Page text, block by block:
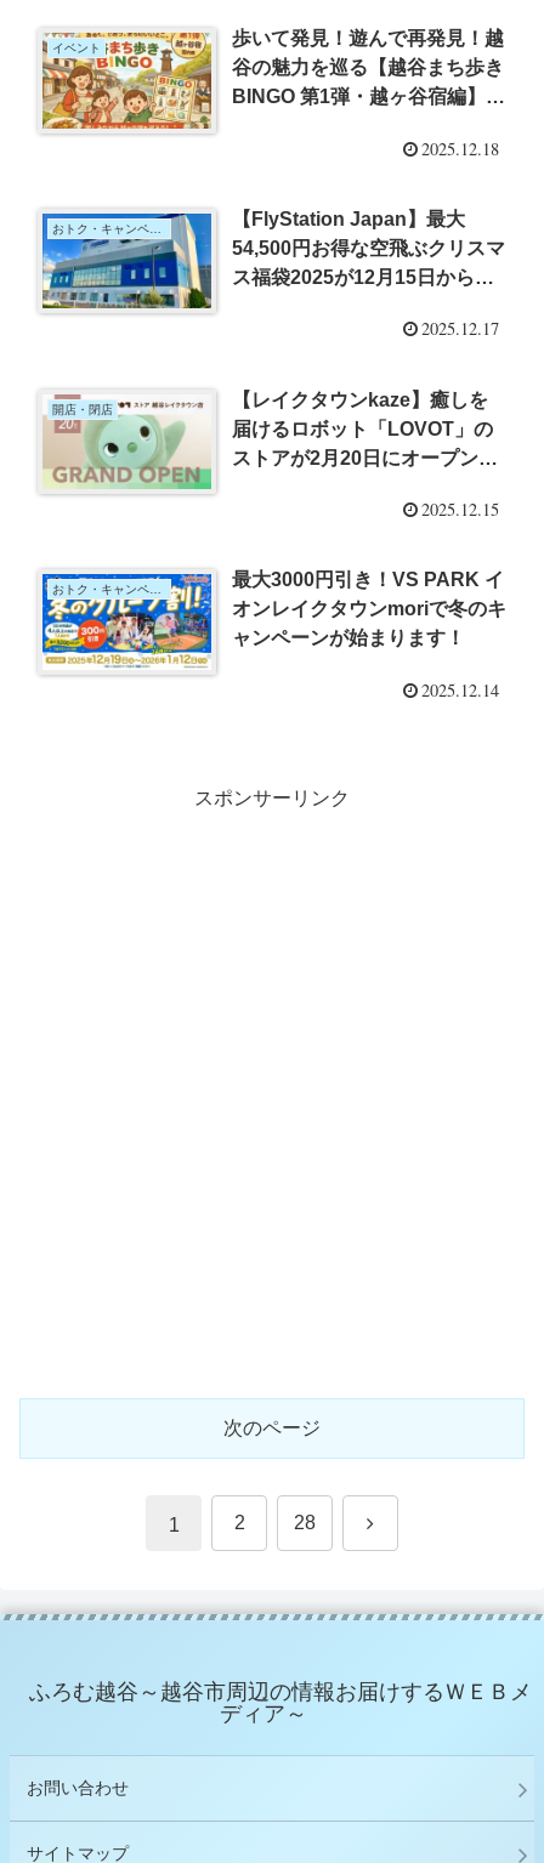
イベント
歩いて発見！遊んで再発見！越
谷の魅力を巡る【越谷まち歩き
BINGO 第1弾・越ヶ谷宿編】が
2025.12.18
おトク・キャンペーン
【FlyStation Japan】最大
54,500円お得な空飛ぶクリスマ
ス福袋2025が12月15日から限
2025.12.17
開店・閉店
【レイクタウンkaze】癒しを
届けるロボット「LOVOT」の
ストアが2月20日にオープン予
2025.12.15
おトク・キャンペーン
最大3000円引き！VS PARK イ
オンレイクタウンmoriで冬のキ
ャンペーンが始まります！
2025.12.14
スポンサーリンク
次のページ
1 2 28 次
ふろむ越谷～越谷市周辺の情報お届けするＷＥＢメ
ディア～
お問い合わせ
サイトマップ